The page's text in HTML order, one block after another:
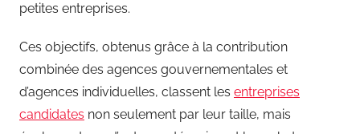
petites entreprises.
Ces objectifs, obtenus grâce à la contribution
combinée des agences gouvernementales et
d’agences individuelles, classent les entreprises
candidates non seulement par leur taille, mais